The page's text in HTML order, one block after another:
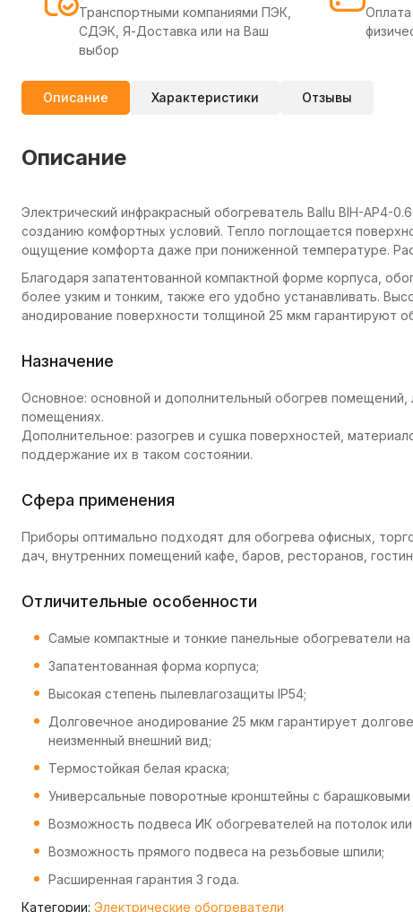
Транспортными компаниями ПЭК,
СДЭК, Я-Доставка или на Ваш
выбор
Оплата
Описание Характеристики Отзывы
Описание
Электрический инфракрасный обогреватель Ballu BIH-AP4-
созданию комфортных условий. Тепло поглощается
ощущение комфорта даже при пониженной температуре.
Благодаря запатентованной компактной форме корпуса,
более узким и тонким, также его удобно устанавливать.
анодирование поверхности толщиной 25 мкм гарантируют
Назначение
Основное: основной и дополнительный обогрев помещений,
помещениях.
Дополнительное: разогрев и сушка поверхностей,
поддержание их в таком состоянии.
Сфера применения
Приборы оптимально подходят для обогрева офисных,
дач, внутренних помещений кафе, баров, ресторанов,
Отличительные особенности
Самые компактные и тонкие панельные обогреватели на
Запатентованная форма корпуса;
Высокая степень пылевлагозащиты IP54;
Долговечное анодирование 25 мкм гарантирует
неизменный внешний вид;
Термостойкая белая краска;
Универсальные поворотные кронштейны с барашковыми
Возможность подвеса ИК обогревателей на потолок
Возможность прямого подвеса на резьбовые шпили;
Расширенная гарантия 3 года.
Категории: Электрические обогреватели